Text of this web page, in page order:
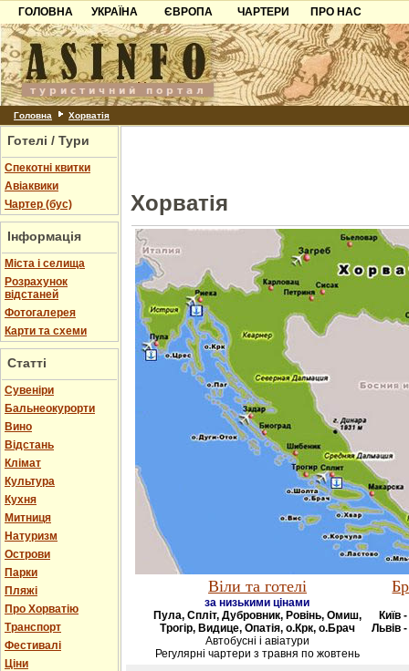
ГОЛОВНА
УКРАЇНА
Карпати
Азов
Причорноморря
Шацьк
ЄВРОПА
Чорногорія
Хорватія
Болгарія
ЧАРТЕРИ
ПРО НАС
Контакти
Партнерам
Додати готель
Головна Хорватія
Готелі / Тури
Спекотні квитки
Авіаквики
Чартер (бус)
Інформація
Міста і селища
Розрахунок
відстаней
Фотогалерея
Карти та схеми
Статті
Cувеніри
Бальнеокурорти
Вино
Відстань
Клімат
Культура
Кухня
Митниця
Натуризм
Острови
Парки
Пляжі
Про Хорватію
Транспорт
Фестивалі
Ціни
Хорватія
Віли та готелі
за низькими цінами
Пула, Спліт, Дубровник, Ровінь, Омиш,
Трогір, Видице, Опатія, о.Крк, о.Брач
Автобусні і авіатури
Регулярні чартери з травня по жовтень
Київ
Львів